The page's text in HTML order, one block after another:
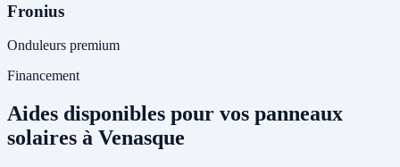
Fronius
Onduleurs premium
Financement
Aides disponibles pour vos panneaux
solaires à Venasque